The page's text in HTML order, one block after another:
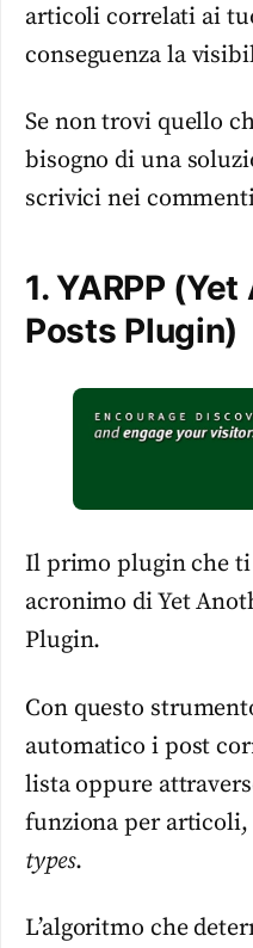
articoli correlati ai
conseguenza la
Se non trovi quello
bisogno di una
scrivici nei
1. YARPP
Posts Plugin)
Il primo plugin che ti
acronimo di Yet
Plugin.
Con questo
automatico i post
lista oppure
funziona per articoli,
types.
L’algoritmo che